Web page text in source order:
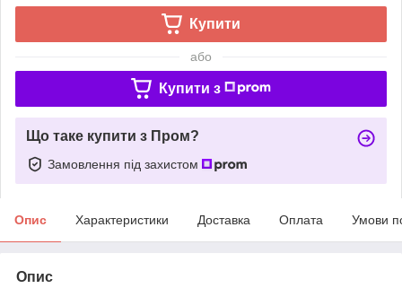
Купити
або
Купити з
Що таке купити з Пром?
Замовлення під захистом
Опис Характеристики Доставка Оплата Умови
Опис